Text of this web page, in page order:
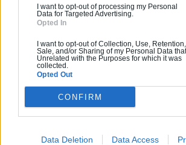
I want to opt-out of processing my Personal
Data for Targeted Advertising.
Opted In
I want to opt-out of Collection, Use, Retention,
Sale, and/or Sharing of my Personal Data
Unrelated with the Purposes for which it was
collected.
Opted Out
CONFIRM
Data Deletion Data Access
Activités : Salle de bain, Couverture tuiles / petits éléments, Isolation thermique des murs intérieurs, Alarme, Isolation des combles aménageables, Traitement de l'eau, Décrassage / Démoussage de toiture, Cheminée, Terrassement, Plancher chauffant
Pas d'avis pour ce
0800 20 03 20